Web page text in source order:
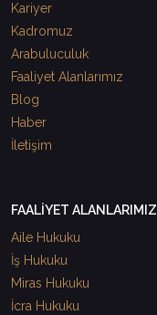
Kariyer
Kadromuz
Arabuluculuk
Faaliyet Alanlarımız
Blog
Haber
İletişim
FAALİYET ALANLARIMIZ
Aile Hukuku
İş Hukuku
Miras Hukuku
İcra Hukuku